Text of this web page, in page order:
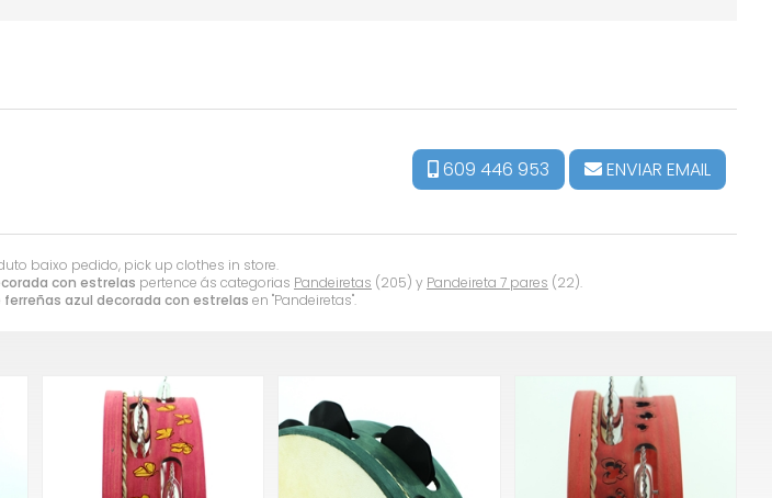
baixo pedido, pick up clothes in store.
con estrelas pertence ás categorias Pandeiretas (205) y Pandeireta 7 pares (22).
azul decorada con estrelas en "Pandeiretas".
609 446 953 ENVIAR EMAIL